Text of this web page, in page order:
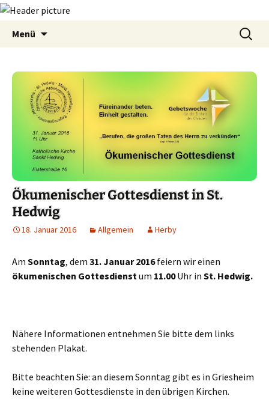
Menü
Suchen
nach:
Ökumenischer Gottesdienst in St.
Hedwig
18. Januar 2016 Allgemein Herby
Am Sonntag, dem 31. Januar 2016feiern wir einen
ökumenischen Gottesdienstum 11.00Uhr in St. Hedwig.
Nähere Informationen entnehmen Sie bitte dem links
stehenden Plakat.
Bitte beachten Sie: an diesem Sonntag gibt es in Griesheim
keine weiteren Gottesdienste in den übrigen Kirchen.